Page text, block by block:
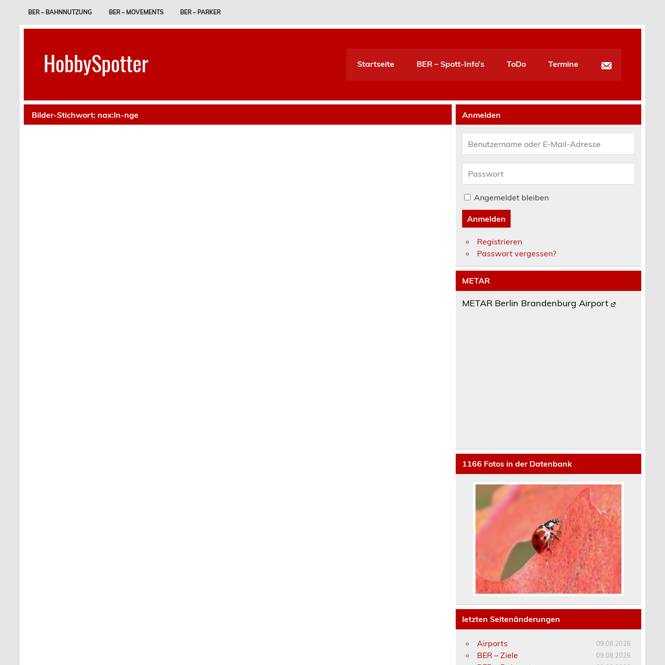
BER – BAHNNUTZUNG BER – MOVEMENTS BER – PARKER
HobbySpotter Startseite BER – Spott-Info’s ToDo Termine
Bilder-Stichwort: nax:ln-nge Anmelden
Angemeldet bleiben
Anmelden
Registrieren
Passwort vergessen?
METAR
METAR Berlin Brandenburg Airport
1166 Fotos in der Datenbank
letzten Seitenänderungen
Airports 09.08.2026
BER – Ziele 09.08.2026